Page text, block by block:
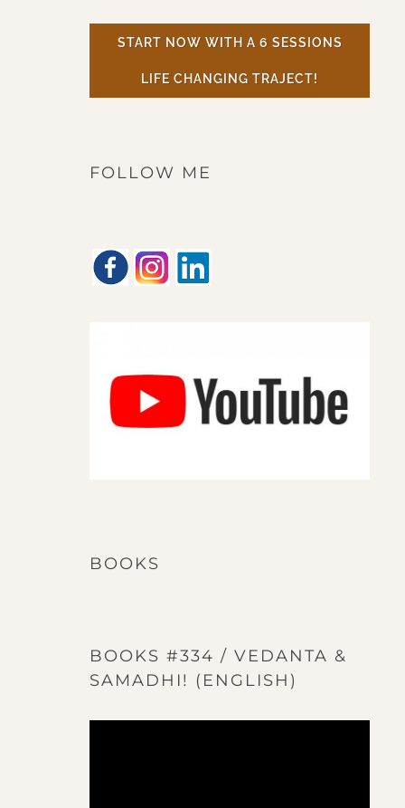
START NOW WITH A 6 SESSIONS
LIFE CHANGING TRAJECT!
FOLLOW ME
BOOKS
BOOKS #334 / VEDANTA &
SAMADHI! (ENGLISH)